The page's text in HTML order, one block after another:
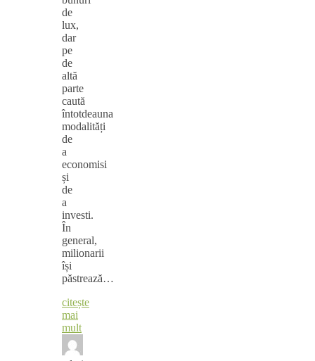
de
lux,
dar
pe
de
altă
parte
caută
întotdeauna
modalități
de
a
economisi
și
de
a
investi.
În
general,
milionarii
își
păstrează…
citește
mai
mult